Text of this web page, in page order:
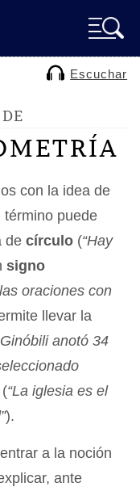
Escuchar
con la idea de
término puede
de círculo (“Hay
signo
oraciones con
llevar la
anotó 34
(“La iglesia es el
).
a la noción
ante